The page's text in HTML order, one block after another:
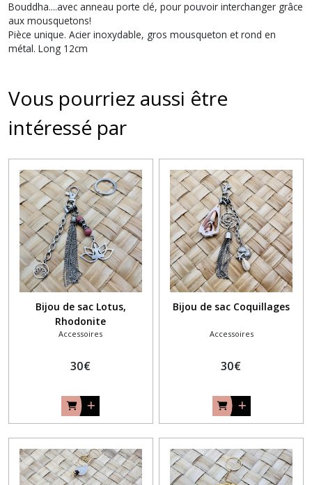
Bouddha....avec anneau porte clé, pour pouvoir interchanger grâce
aux mousquetons!
Pièce unique. Acier inoxydable, gros mousqueton et rond en
métal. Long 12cm
Vous pourriez aussi être
intéressé par
Bijou de sac Lotus,
Rhodonite
Accessoires
30€
Bijou de sac Coquillages
Accessoires
30€